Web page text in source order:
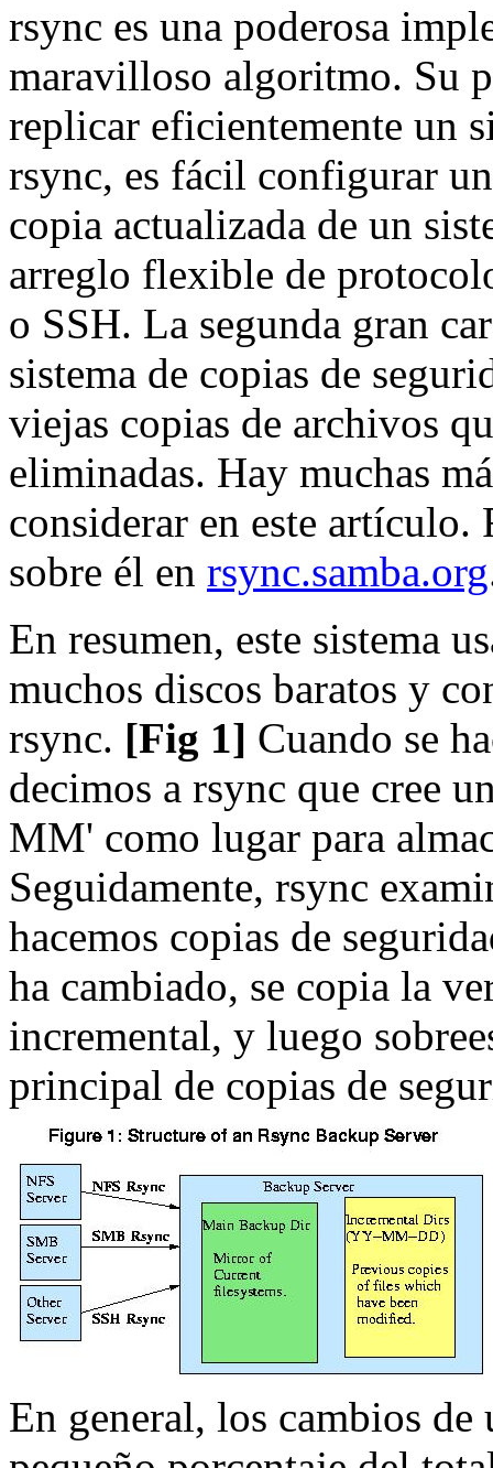
rsync es una poderosa
maravilloso algoritmo. Su
replicar eficientemente un
rsync, es fácil configurar
copia actualizada de un
arreglo flexible de
o SSH. La segunda gran
sistema de copias de
viejas copias de archivos
eliminadas. Hay muchas
considerar en este artículo.
sobre él en rsync.samba.org
En resumen, este sistema
muchos discos baratos y
rsync. [Fig 1] Cuando se
decimos a rsync que cree
MM' como lugar para
Seguidamente, rsync
hacemos copias de
ha cambiado, se copia la
incremental, y luego
principal de copias de
En general, los cambios de